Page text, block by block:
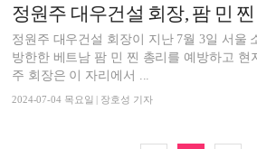
정원주 대우건설 회장이 지난 7월 3일 서울
방한한 베트남 팜 민 찐 총리를 예방하고 현
주 회장은 이 자리에서 ...
2024-07-04 목요일 | 장호성 기자